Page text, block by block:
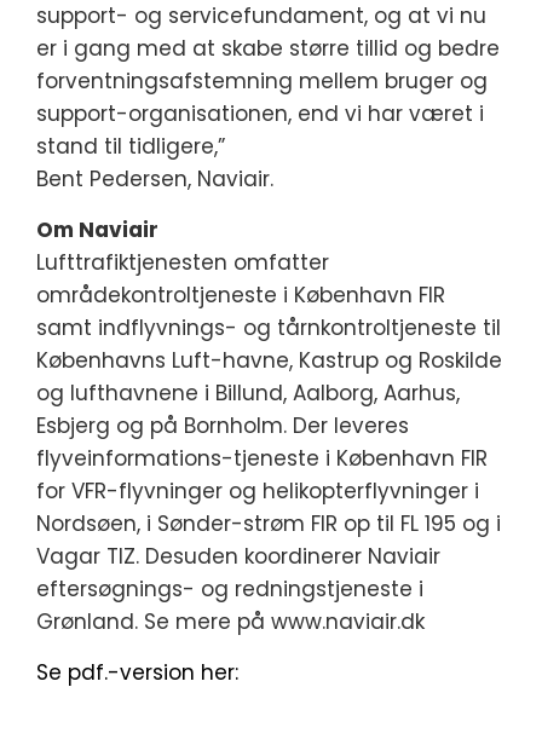
support- og servicefundament, og at vi nu
er i gang med at skabe større tillid og bedre
forventningsafstemning mellem bruger og
support-organisationen, end vi har været i
stand til tidligere,”
Bent Pedersen, Naviair.
Om Naviair
Lufttrafiktjenesten omfatter
områdekontroltjeneste i København FIR
samt indflyvnings- og tårnkontroltjeneste til
Københavns Luft-havne, Kastrup og Roskilde
og lufthavnene i Billund, Aalborg, Aarhus,
Esbjerg og på Bornholm. Der leveres
flyveinformations-tjeneste i København FIR
for VFR-flyvninger og helikopterflyvninger i
Nordsøen, i Sønder-strøm FIR op til FL 195 og i
Vagar TIZ. Desuden koordinerer Naviair
eftersøgnings- og redningstjeneste i
Grønland. Se mere på www.naviair.dk
Se pdf.-version her: